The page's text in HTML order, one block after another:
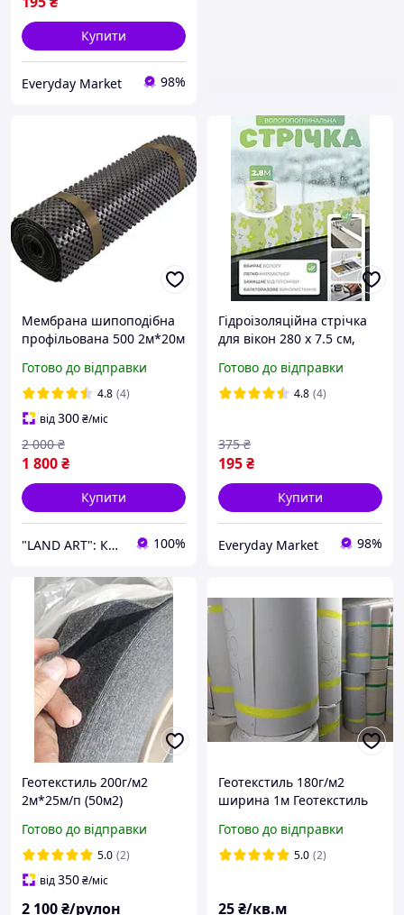
Купити
Everyday Market 98%
Мембрана шипоподібна
профільована 500 2м*20м
гідроізоляційна
мембрана Шипоподібна
мембрана
Готово до відправки
4.8 (4)
від300₴/міс
1 800₴
2 000 ₴
Купити
"LAND ART": Корисні товари для вашого будинку та саду! 100%
Гідроізоляційна стрічка
для вікон 280 х 7.5 см,
вологу, що збирається на
склі, зелена
Готово до відправки
4.8 (4)
195₴
375 ₴
Купити
Everyday Market 98%
Геотекстиль 200г/м2
2м*25м/п (50м2)
щебінь, під плитку, під
басейни
Готово до відправки
5.0 (2)
від350₴/міс
2 100₴/рулон
Геотекстиль 180г/м2
ширина 1м Геотекстиль
Геотканина під щебінь
Готово до відправки
5.0 (2)
25₴/кв.м